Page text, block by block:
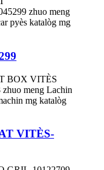
VITÈS-